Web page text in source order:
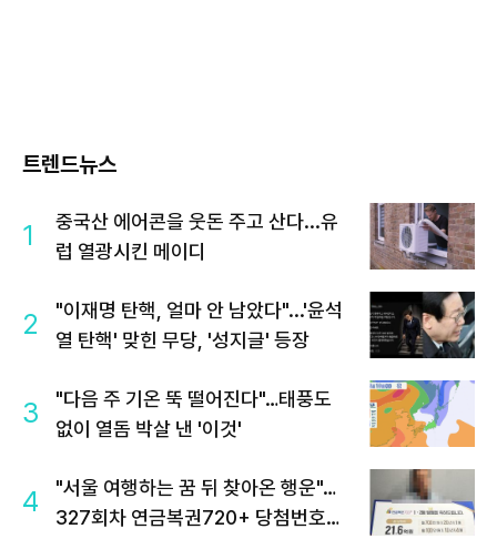
트렌드뉴스
1
중국산 에어콘을 웃돈 주고 산다...유
럽 열광시킨 메이디
2
"이재명 탄핵, 얼마 안 남았다"...'윤석
열 탄핵' 맞힌 무당, '성지글' 등장
3
"다음 주 기온 뚝 떨어진다"…태풍도
없이 열돔 박살 낸 '이것'
4
"서울 여행하는 꿈 뒤 찾아온 행운"…
327회차 연금복권720+ 당첨번호조